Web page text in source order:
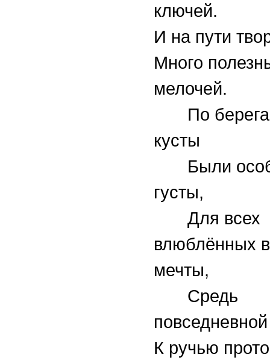
ключей.
И на пути
Много
мелочей.
По
кусты
Были
густы,
Для всех
влюблённых
мечты,
Средь
К ручью